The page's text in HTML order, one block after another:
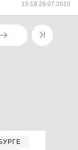
15:18 29.07.2010